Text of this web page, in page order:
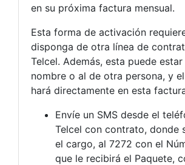
en su próxima factura mensual.
Esta forma de activación
disponga de otra línea de
Telcel. Además, esta puede estar
nombre o al de otra persona, y
hará directamente en esta
Envíe un SMS desde el
Telcel con contrato, donde
el cargo, al 7272 con el
que le recibirá el Paquete,